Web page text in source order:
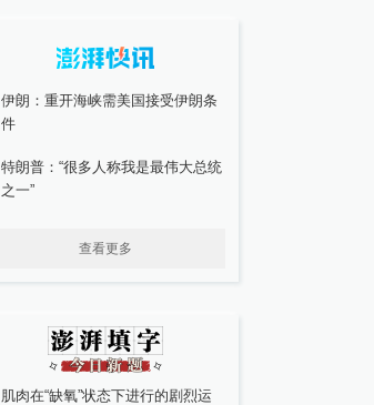
伊朗：重开海峡需美国接受伊朗条
件
特朗普：“很多人称我是最伟大总统
之一”
查看更多
肌肉在“缺氧”状态下进行的剧烈运